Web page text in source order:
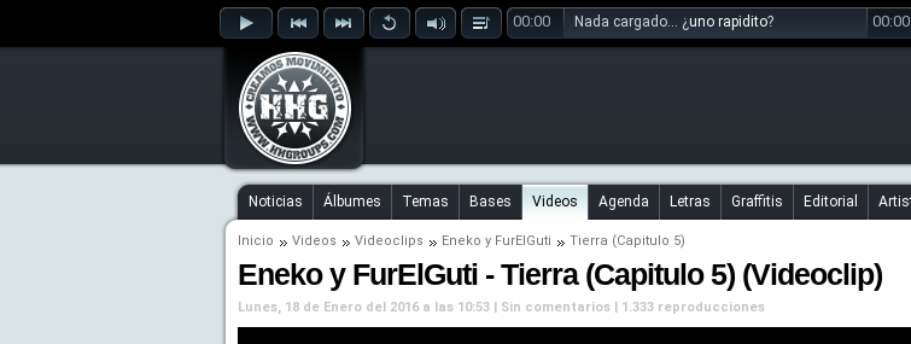
00:00 Nada cargado... ¿uno rapidito? 00:00
Noticias Álbumes Temas Bases Videos Agenda Letras Graffitis Editorial
Inicio Videos Videoclips Eneko y FurElGuti Tierra (Capitulo 5)
Eneko y FurElGuti - Tierra (Capitulo 5) (Videoclip)
Lunes, 18 de Enero del 2016 a las 10:53 | Sin comentarios | 1.333 reproducciones